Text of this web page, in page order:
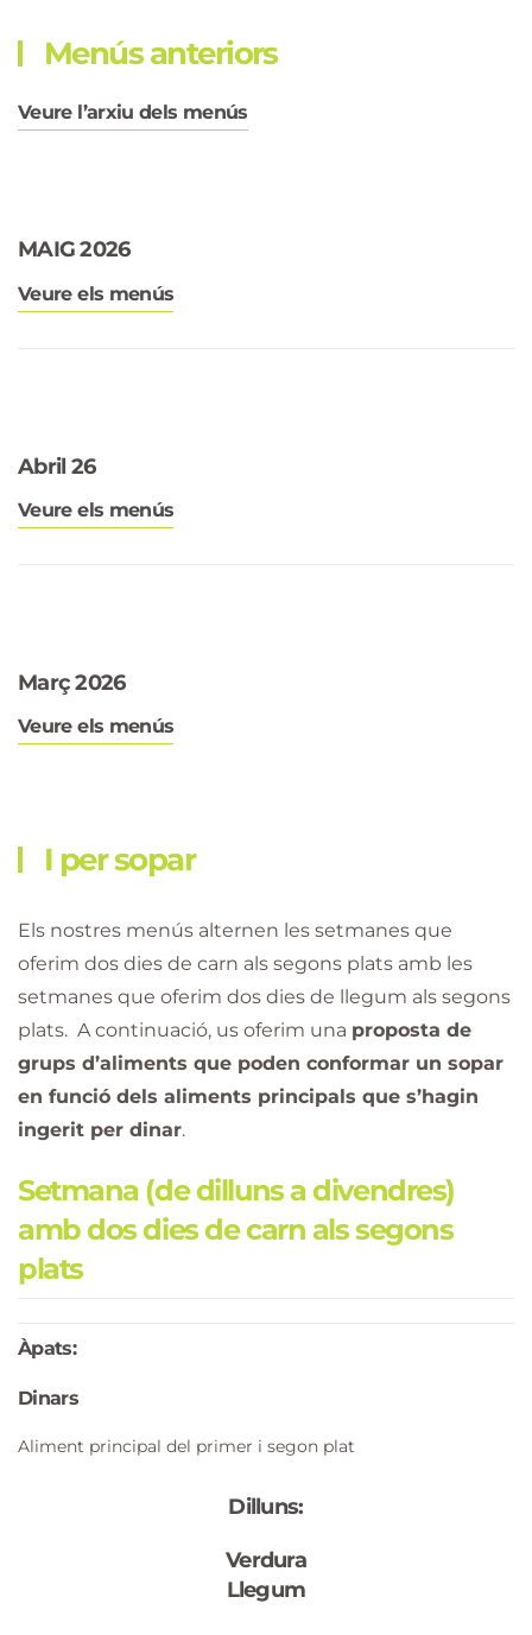
Menús anteriors
Veure l’arxiu dels menús
MAIG 2026
Veure els menús
Abril 26
Veure els menús
Març 2026
Veure els menús
I per sopar
Els nostres menús alternen les setmanes que
oferim dos dies de carn als segons plats amb les
setmanes que oferim dos dies de llegum als segons
plats. A continuació, us oferim una proposta de
grups d’aliments que poden conformar un sopar
en funció dels aliments principals que s’hagin
ingerit per dinar.
Setmana (de dilluns a divendres)
amb dos dies de carn als segons
plats
Àpats:
Dinars
Aliment principal del primer i segon plat
Dilluns:
Verdura
Llegum